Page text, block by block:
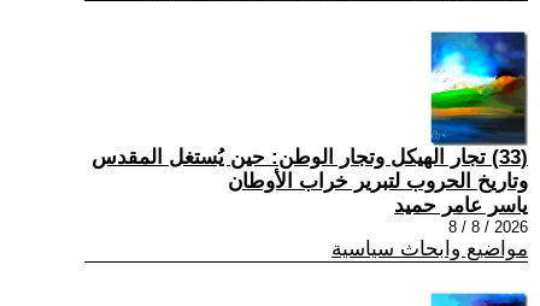
(33) تجار الهيكل وتجار الوطن: حين يُستغل المقدس
وتاريخ الحروب لتبرير خراب الأوطان
ياسر عامر حميد
2026 / 8 / 8
مواضيع وابحاث سياسية